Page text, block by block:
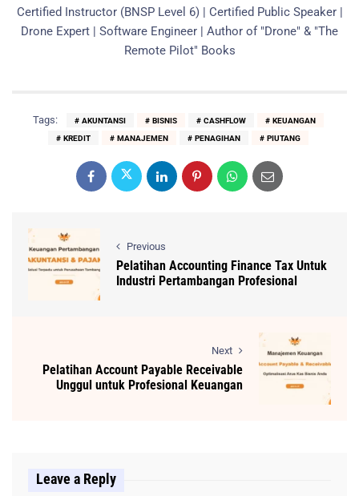
Certified Instructor (BNSP Level 6) | Certified Public Speaker |
Drone Expert | Software Engineer | Author of "Drone" & "The
Remote Pilot" Books
Tags: AKUNTANSI BISNIS CASHFLOW
KEUANGAN
KREDIT
MANAJEMEN PENAGIHAN PIUTANG
Previous
Pelatihan Accounting Finance Tax Untuk
Industri Pertambangan Profesional
Next
Pelatihan Account Payable Receivable
Unggul untuk Profesional Keuangan
Leave a Reply